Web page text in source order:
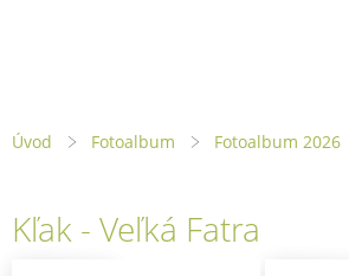
Úvod Fotoalbum Fotoalbum 2026
Kľak - Veľká Fatra